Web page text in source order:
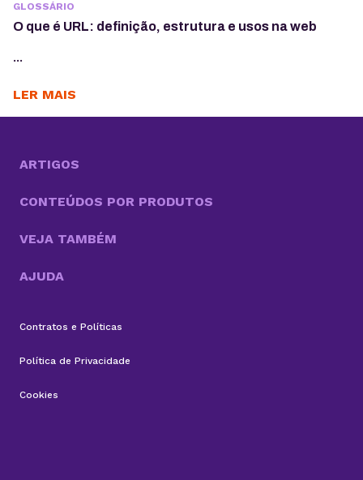
GLOSSÁRIO
O que é URL: definição, estrutura e usos na web
...
LER MAIS
ARTIGOS
CONTEÚDOS POR PRODUTOS
VEJA TAMBÉM
AJUDA
Contratos e Políticas
Política de Privacidade
Cookies